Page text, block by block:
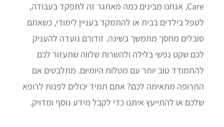
Care, אנחנו מבינים כמה מאתגר זה לתפקד בעבודה,
לטפל בילדים בבית או להתמקד בעניין לימודי, כשאתם
סובלים מחסך מתמשך בשינה. זודורם נועדה להעניק
לכם שקט נפשי בלילה ולהשרות שלווה שתעזור לכם
להתמודד טוב יותר עם מטלות היומיום. מתלבטים אם
התרופה מתאימה לכם? אתם תמיד יכולים לפנות לרופא
שלכם או להתייעץ איתנו כדי לקבל מידע נוסף ומדויק.